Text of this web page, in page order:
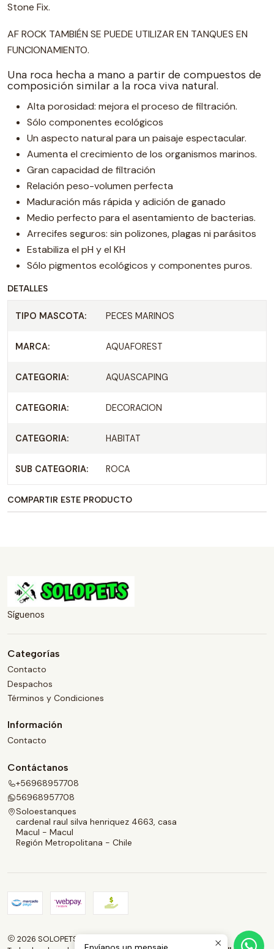
Stone Fix.
AF ROCK TAMBIÉN SE PUEDE UTILIZAR EN TANQUES EN
FUNCIONAMIENTO.
Una roca hecha a mano a partir de compuestos de
composición similar a la roca viva natural.
Alta porosidad: mejora el proceso de filtración.
Sólo componentes ecológicos
Un aspecto natural para un paisaje espectacular.
Aumenta el crecimiento de los organismos marinos.
Gran capacidad de filtración
Relación peso-volumen perfecta
Maduración más rápida y adición de ganado
Medio perfecto para el asentamiento de bacterias.
Arrecifes seguros: sin polizones, plagas ni parásitos
Estabiliza el pH y el KH
Sólo pigmentos ecológicos y componentes puros.
DETALLES
TIPO MASCOTA: PECES MARINOS
MARCA: AQUAFOREST
CATEGORIA: AQUASCAPING
CATEGORIA: DECORACION
CATEGORIA: HABITAT
SUB CATEGORIA: ROCA
COMPARTIR ESTE PRODUCTO
Síguenos
Categorías
Contacto
Despachos
Términos y Condiciones
Información
Contacto
Contáctanos
+56968957708
56968957708
Soloestanques
cardenal raul silva henriquez 4663, casa
Macul - Macul
Región Metropolitana - Chile
2026 SOLOPETS.CL.